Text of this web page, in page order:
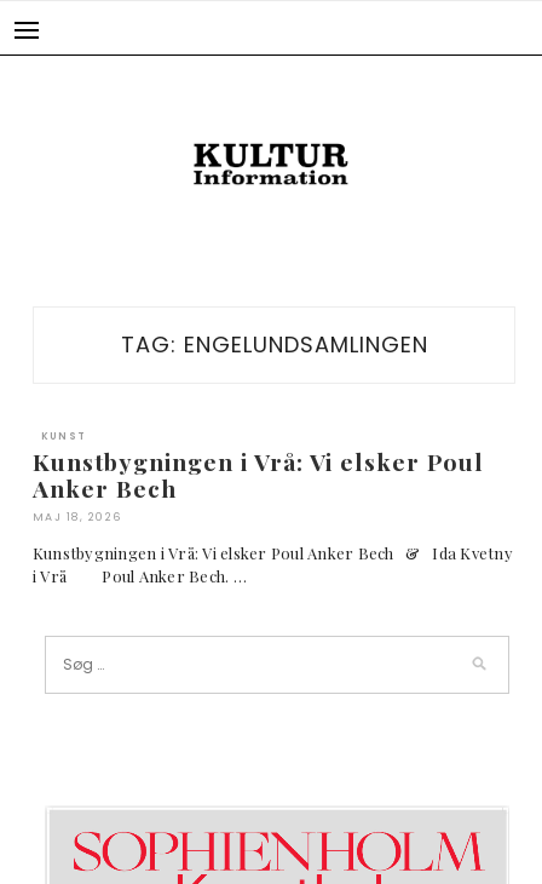
TAG: ENGELUNDSAMLINGEN
KUNST
Kunstbygningen i Vrå: Vi elsker Poul
Anker Bech
MAJ 18, 2026
Kunstbygningen i Vrå: Vi elsker Poul Anker Bech & Ida Kvetny
i Vrå Poul Anker Bech. …